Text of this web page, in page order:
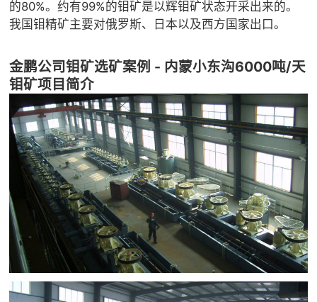
的80%。约有99%的钼矿是以辉钼矿状态开采出来的。
我国钼精矿主要对俄罗斯、日本以及西方国家出口。
金鹏公司钼矿选矿案例 - 内蒙小东沟6000吨/天
钼矿项目简介
 选矿实验室
 关于金鹏
发展历程
企业文化
专家团队
 联系我们